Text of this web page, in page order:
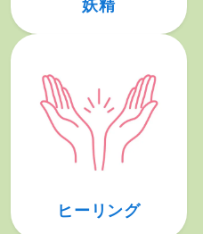
妖精
ヒーリング